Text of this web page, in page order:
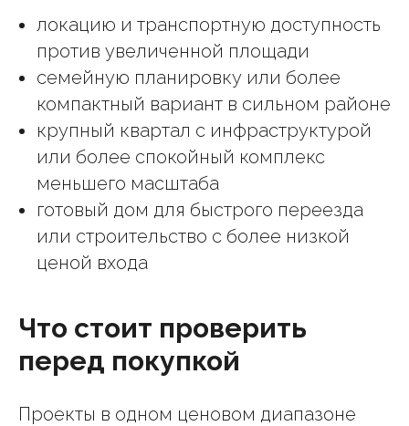
локацию и транспортную доступность
против увеличенной площади
семейную планировку или более
компактный вариант в сильном районе
крупный квартал с инфраструктурой
или более спокойный комплекс
меньшего масштаба
готовый дом для быстрого переезда
или строительство с более низкой
ценой входа
Что стоит проверить
перед покупкой
Проекты в одном ценовом диапазоне